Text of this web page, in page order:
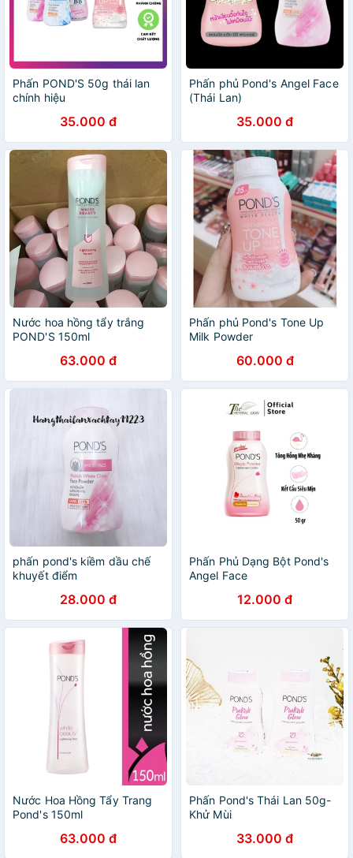
Phấn POND'S 50g thái lan
chính hiệu
35.000 đ
Phấn phủ Pond's Angel Face
(Thái Lan)
35.000 đ
Nước hoa hồng tẩy trắng
POND'S 150ml
63.000 đ
Phấn phủ Pond's Tone Up
Milk Powder
60.000 đ
phấn pond's kiềm dầu chế
khuyết điểm
28.000 đ
Phấn Phủ Dạng Bột Pond's
Angel Face
12.000 đ
Nước Hoa Hồng Tẩy Trang
Pond's 150ml
63.000 đ
Phấn Pond's Thái Lan 50g-
Khử Mùi
33.000 đ